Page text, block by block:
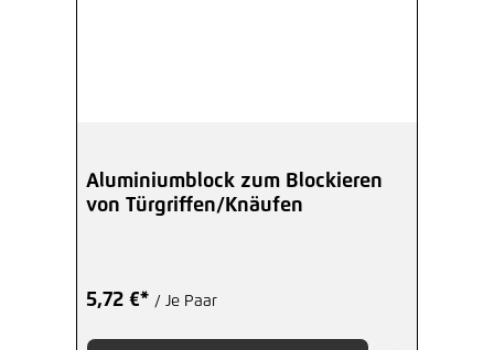
Aluminiumblock zum Blockieren
von Türgriffen/Knäufen
5,72 €* / Je Paar